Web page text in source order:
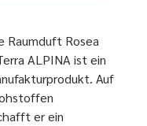
Raumduft Rosea
ALPINA ist ein
Auf
er ein